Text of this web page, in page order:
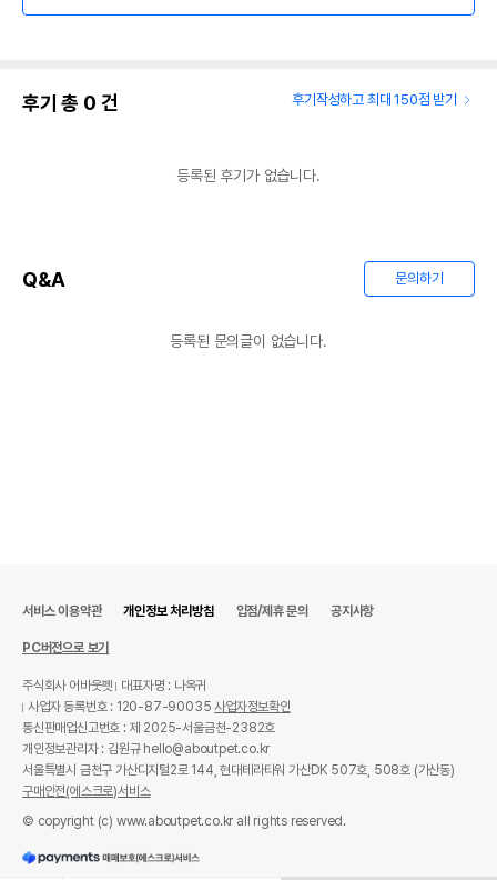
후기 총 0 건 후기작성하고 최대 150점 받기
등록된 후기가 없습니다.
Q&A 문의하기
등록된 문의글이 없습니다.
서비스 이용약관 개인정보 처리방침 입점/제휴 문의 공지사항
PC버전으로 보기
주식회사 어바웃펫
대표자명 : 나옥귀
사업자 등록번호 : 120-87-90035사업자정보확인
통신판매업신고번호 : 제 2025-서울금천-2382호
개인정보관리자 : 김원규 hello@aboutpet.co.kr
서울특별시 금천구 가산디지털2로 144, 현대테라타워 가산DK 507호, 508호 (가산동)
구매안전(에스크로)서비스
© copyright (c) www.aboutpet.co.kr all rights reserved.